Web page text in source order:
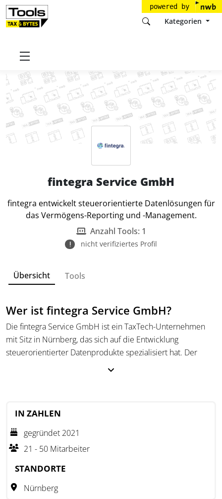
powered by
Kategorien
Startseite
fintegra Service GmbH
fintegra entwickelt steuerorientierte Datenlösungen für
das Vermögens-Reporting und -Management.
Anzahl Tools: 1
nicht verifiziertes Profil
Übersicht Tools
Wer ist fintegra Service GmbH?
Die fintegra Service GmbH ist ein TaxTech-Unternehmen
mit Sitz in Nürnberg, das sich auf die Entwicklung
steuerorientierter Datenprodukte spezialisiert hat. Der
Das Unternehmen richtet sich an Mandanten mit
der digitalen Verwaltung und Analyse ihres Vermögens.
Ziel ist es, durch digitale Prozesse eine effiziente und
sichere Bearbeitung vermögensrelevanter Sachverhalte zu
IN ZAHLEN
gegründet 2021
21 - 50 Mitarbeiter
STANDORTE
Nürnberg